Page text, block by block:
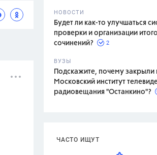
НОВОСТИ
Будет ли как-то улучшаться
проверки и организации
сочинений?
2
ВУЗЫ
Подскажите, почему закрыли
Московский институт
радиовещания "Останкино"?
ЧАСТО ИЩУТ